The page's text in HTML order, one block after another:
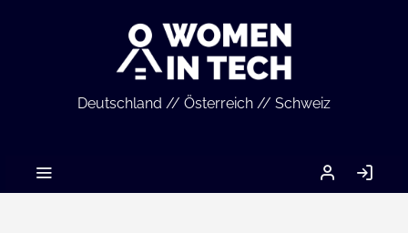
Deutschland // Österreich // Schweiz
MEIN
ACCOUNT
IN